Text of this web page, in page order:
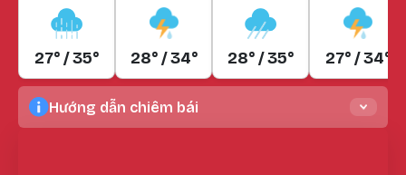
27° / 35° 28° / 34° 28° / 35° 27° / 34°
Hướng dẫn chiêm bái